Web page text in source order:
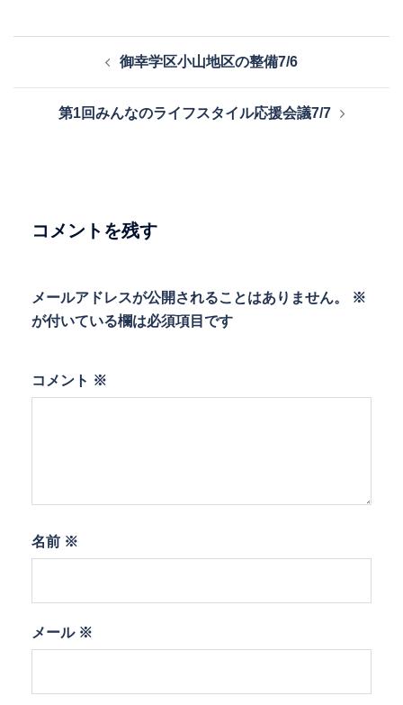
ョ
御幸学区小山地区の整備7/6
第1回みんなのライフスタイル応援会議7/7
コメントを残す
メールアドレスが公開されることはありません。
※
が付いている欄は必須項目です
コメント ※
名前 ※
メール ※